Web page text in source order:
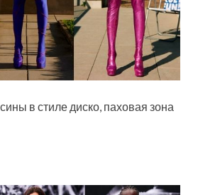
в стиле диско, паховая зона